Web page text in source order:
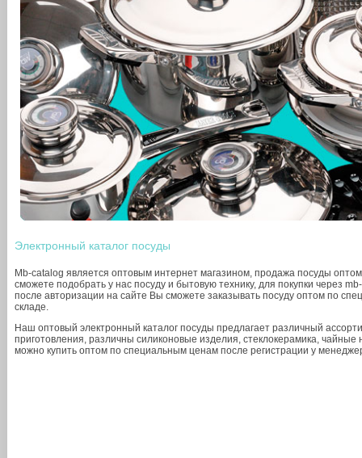
Электронный каталог посуды
Mb-catalog является оптовым интернет магазином, продажа посуды
сможете подобрать у нас посуду и бытовую технику, для покупки через
после авторизации на сайте Вы сможете заказывать посуду оптом по
складе.
Наш оптовый электронный каталог посуды предлагает различный
приготовления, различны силиконовые изделия, стеклокерамика,
можно купить оптом по специальным ценам после регистрации у